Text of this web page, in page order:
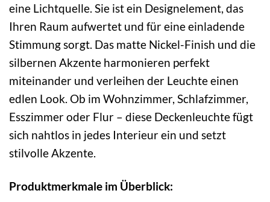
eine Lichtquelle. Sie ist ein Designelement, das
Ihren Raum aufwertet und für eine einladende
Stimmung sorgt. Das matte Nickel-Finish und die
silbernen Akzente harmonieren perfekt
miteinander und verleihen der Leuchte einen
edlen Look. Ob im Wohnzimmer, Schlafzimmer,
Esszimmer oder Flur – diese Deckenleuchte fügt
sich nahtlos in jedes Interieur ein und setzt
stilvolle Akzente.
Produktmerkmale im Überblick: